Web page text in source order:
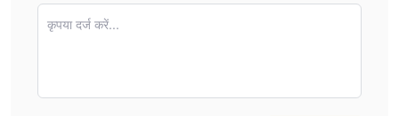
कृपया दर्ज करें...